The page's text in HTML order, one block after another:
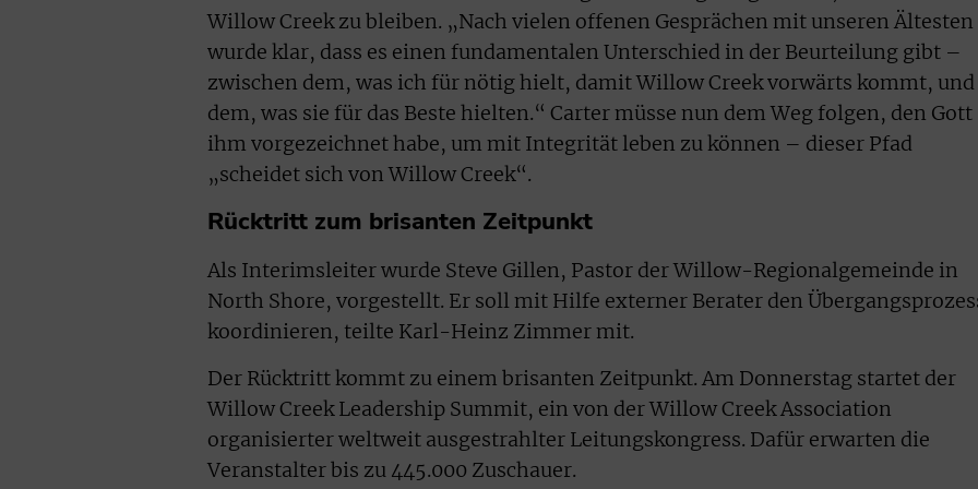
Willow Creek zu bleiben. „Nach vielen offenen Gesprächen mit unseren Ältesten
wurde klar, dass es einen fundamentalen Unterschied in der Beurteilung gibt –
zwischen dem, was ich für nötig hielt, damit Willow Creek vorwärts kommt, und
dem, was sie für das Beste hielten.“ Carter müsse nun dem Weg folgen, den Gott
ihm vorgezeichnet habe, um mit Integrität leben zu können – dieser Pfad
„scheidet sich von Willow Creek“.
Rücktritt zum brisanten Zeitpunkt
Als Interimsleiter wurde Steve Gillen, Pastor der Willow-Regionalgemeinde in
North Shore, vorgestellt. Er soll mit Hilfe externer Berater den
koordinieren, teilte Karl-Heinz Zimmer mit.
Der Rücktritt kommt zu einem brisanten Zeitpunkt. Am Donnerstag startet der
Willow Creek Leadership Summit, ein von der Willow Creek Association
organisierter weltweit ausgestrahlter Leitungskongress. Dafür erwarten die
Veranstalter bis zu 445.000 Zuschauer.